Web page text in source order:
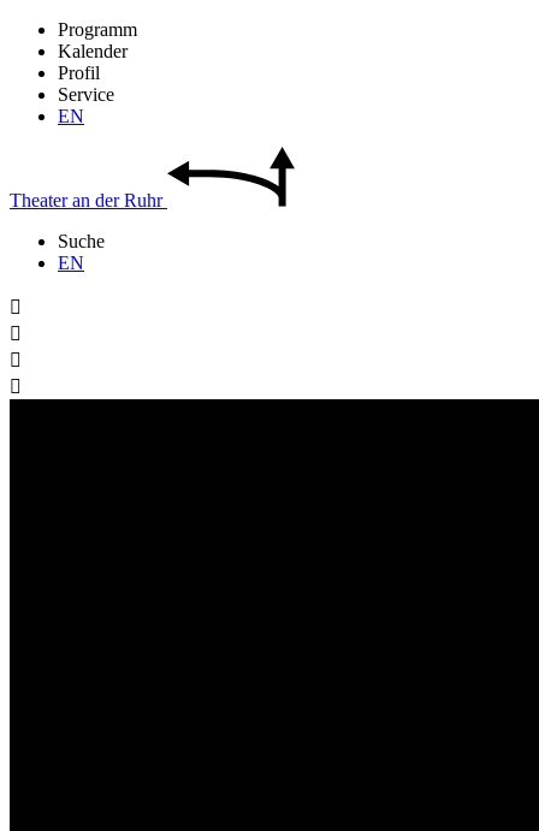
Programm
Kalender
Profil
Service
EN
Theateran derRuhr
Suche
EN



